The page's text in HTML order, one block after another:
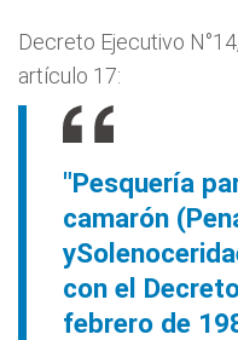
Decreto Ejecutivo
artículo 17:
"Pesquería
camarón
con el
febrero de